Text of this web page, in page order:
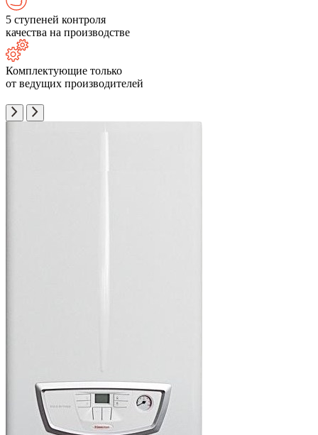
5 ступеней контроля
качества на производстве
Комплектующие только
от ведущих производителей